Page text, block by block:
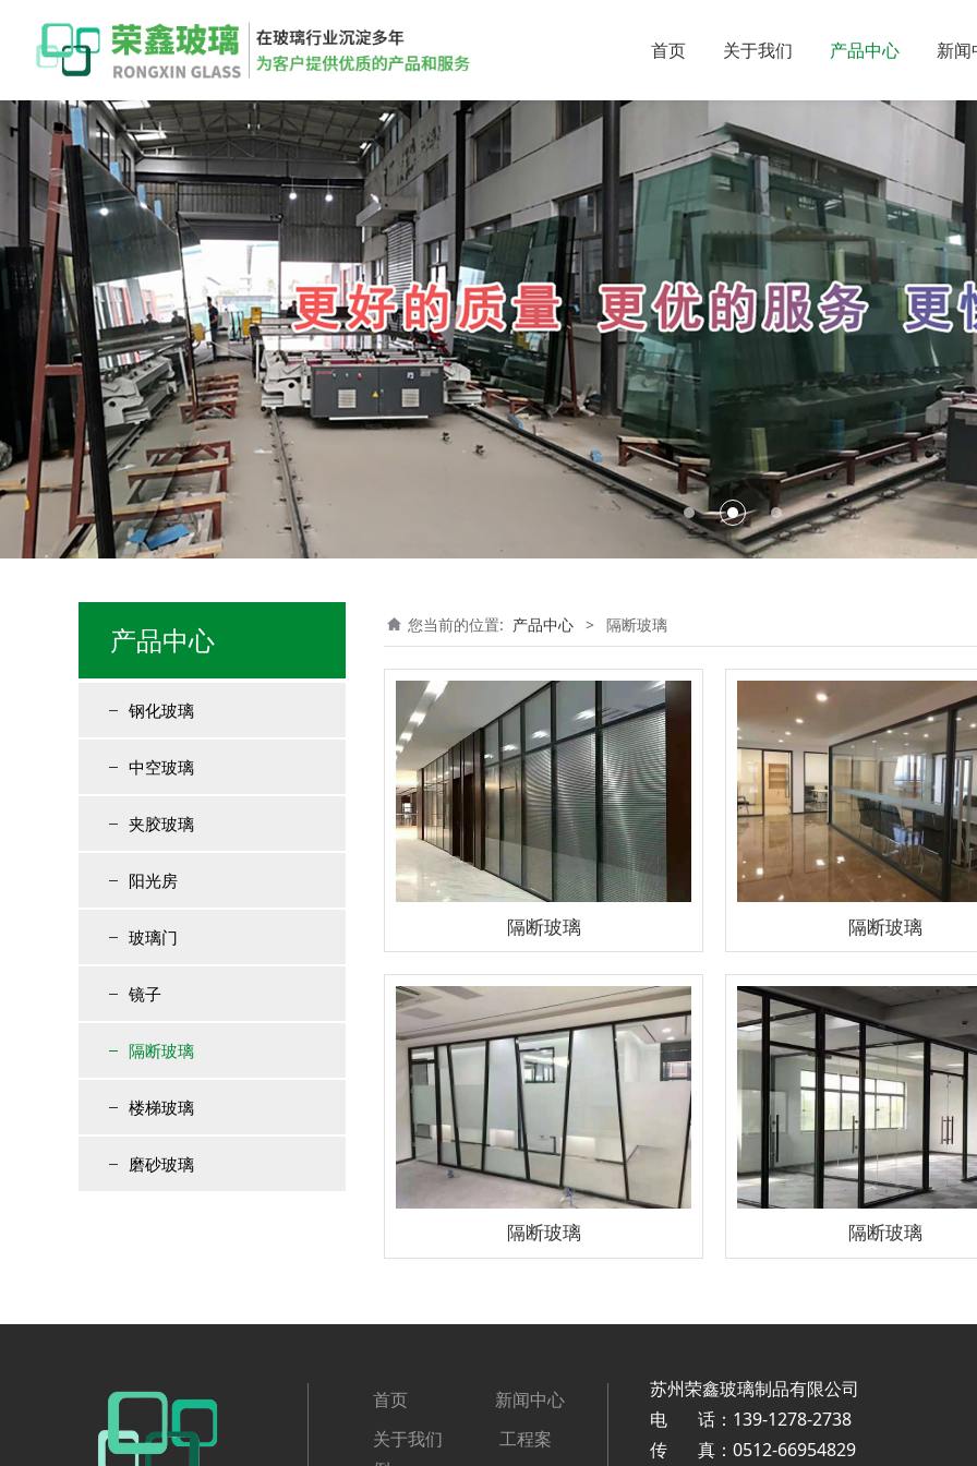
首页 关于我们 产品中心 新闻
产品中心
钢化玻璃
中空玻璃
夹胶玻璃
阳光房
玻璃门
镜子
隔断玻璃
楼梯玻璃
磨砂玻璃
您当前的位置: 产品中心 > 隔断玻璃
隔断玻璃 隔断玻璃
隔断玻璃 隔断玻璃
首页
新闻中心
关于我们
工程案
苏州荣鑫玻璃制品有限公司
电 话：139-1278-2738
传 真：0512-66954829